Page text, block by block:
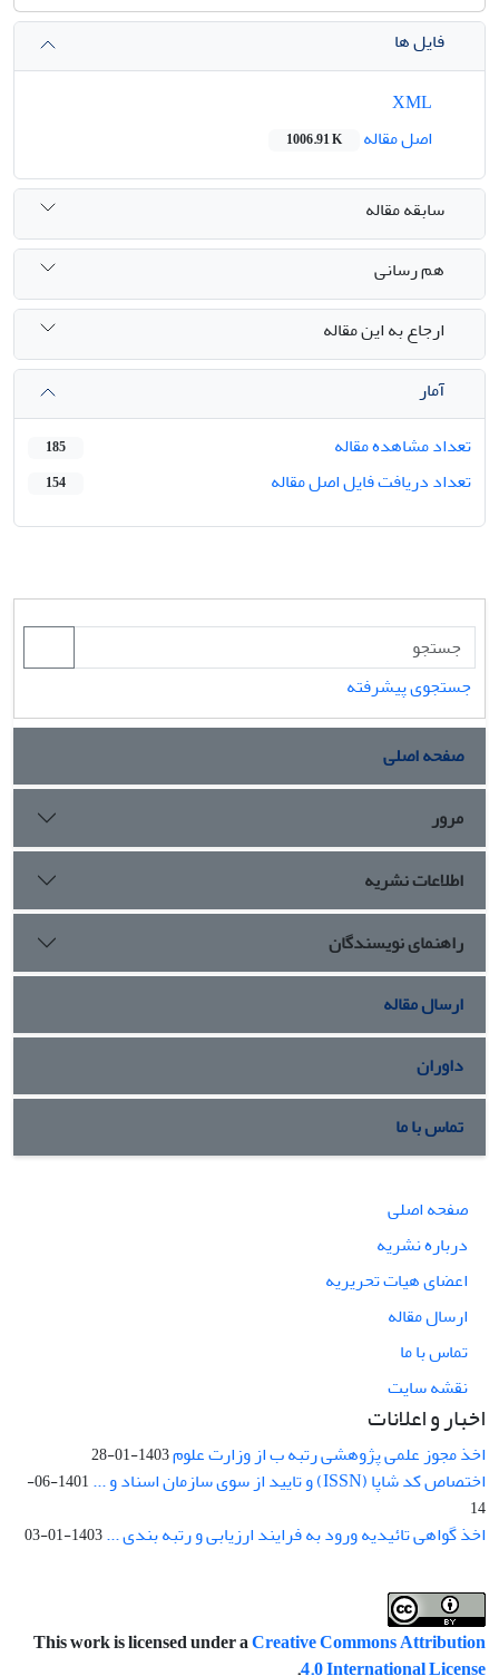
فایل ها
اصل مقاله
1006.91 K
سابقه مقاله
هم رسانی
ارجاع به این مقاله
آمار
تعداد مشاهده مقاله
185
تعداد دریافت فایل اصل مقاله 154
جستجوی پیشرفته
صفحه اصلی
مرور
اطلاعات نشریه
راهنمای نویسندگان
ارسال مقاله
داوران
تماس با ما
صفحه اصلی
درباره نشریه
اعضای هیات تحریریه
ارسال مقاله
تماس با ما
نقشه سایت
اخبار و اعلانات
اخذ مجوز علمی پژوهشی رتبه ب از وزارت علوم1403-01-28
اختصاص کد شاپا (ISSN) و تایید از سوی سازمان اسناد و ...
1401-06-
14
اخذ گواهی تائیدیه ورود به فرایند ارزیابی و رتبه بندی ...1403-01-03
This work is licensed under aCreative Commons Attribution
4.0 International License
.